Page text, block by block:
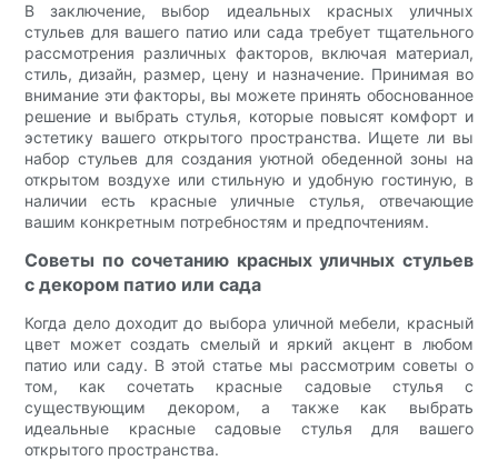
В заключение, выбор идеальных красных уличных
стульев для вашего патио или сада требует тщательного
рассмотрения различных факторов, включая материал,
стиль, дизайн, размер, цену и назначение. Принимая во
внимание эти факторы, вы можете принять обоснованное
решение и выбрать стулья, которые повысят комфорт и
эстетику вашего открытого пространства. Ищете ли вы
набор стульев для создания уютной обеденной зоны на
открытом воздухе или стильную и удобную гостиную, в
наличии есть красные уличные стулья, отвечающие
вашим конкретным потребностям и предпочтениям.
Советы по сочетанию красных уличных стульев
с декором патио или сада
Когда дело доходит до выбора уличной мебели, красный
цвет может создать смелый и яркий акцент в любом
патио или саду. В этой статье мы рассмотрим советы о
том, как сочетать красные садовые стулья с
существующим декором, а также как выбрать
идеальные красные садовые стулья для вашего
открытого пространства.